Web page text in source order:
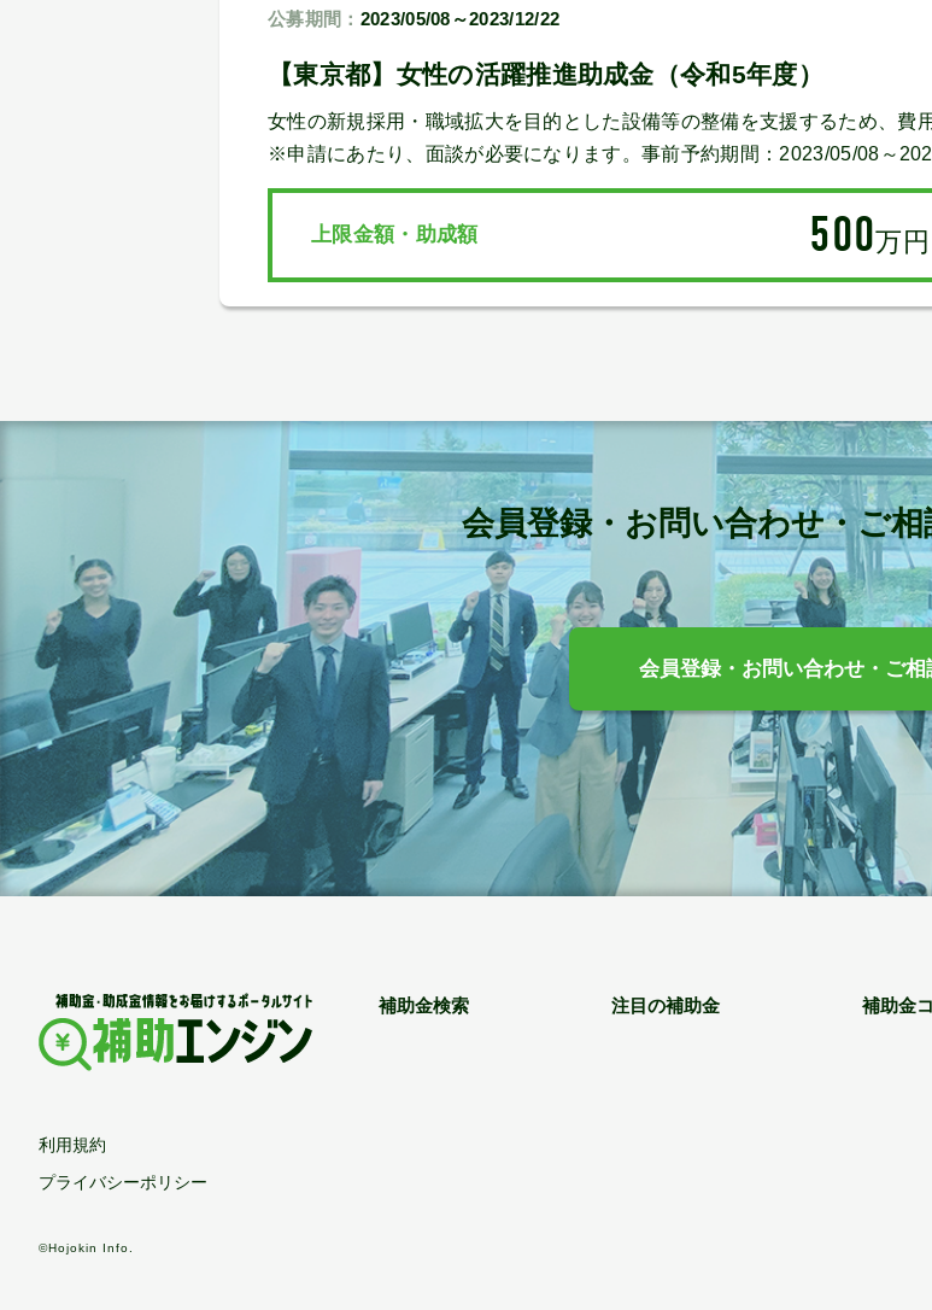
公募期間： 2023/05/08～2023/12/22
【東京都】女性の活躍推進助成金（令和5年度）
女性の新規採用・職域拡大を目的とした設備等の整備を支援するため、費
※申請にあたり、面談が必要になります。事前予約期間：2023/05/08～
上限金額・助成額 500万円
会員登録・お問い合わせ・ご
会員登録・お問い合わせ・ご相
補助金検索 注目の補助金 補助金
利用規約
プライバシーポリシー
©Hojokin Info.